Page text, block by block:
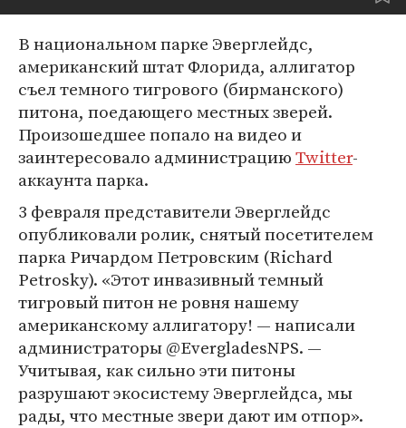
В национальном парке Эверглейдс,
американский штат Флорида, аллигатор
съел темного тигрового (бирманского)
питона, поедающего местных зверей.
Произошедшее попало на видео и
заинтересовало администрациюTwitter-
аккаунта парка.
3 февраля представители Эверглейдс
опубликовали ролик, снятый посетителем
парка Ричардом Петровским (Richard
Petrosky). «Этот инвазивный темный
тигровый питон не ровня нашему
американскому аллигатору! — написали
администраторы @EvergladesNPS. —
Учитывая, как сильно эти питоны
разрушают экосистему Эверглейдса, мы
рады, что местные звери дают им отпор».